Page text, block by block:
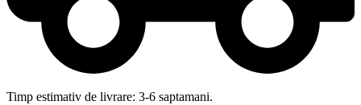
Timp estimativ de livrare: 3-6 saptamani.